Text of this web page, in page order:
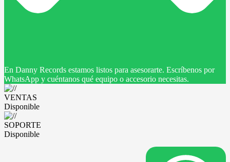
En Danny Records estamos listos para asesorarte. Escríbenos por
WhatsApp y cuéntanos qué equipo o accesorio necesitas.
VENTAS
Disponible
SOPORTE
Disponible